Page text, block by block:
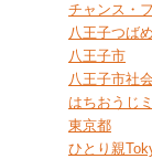
チャンス・
八王子つば
八王子市
八王子市社
はちおうじ
東京都
ひとり親